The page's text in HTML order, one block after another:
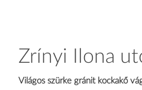
Zrínyi Ilona
Világos szürke gránit kockakő